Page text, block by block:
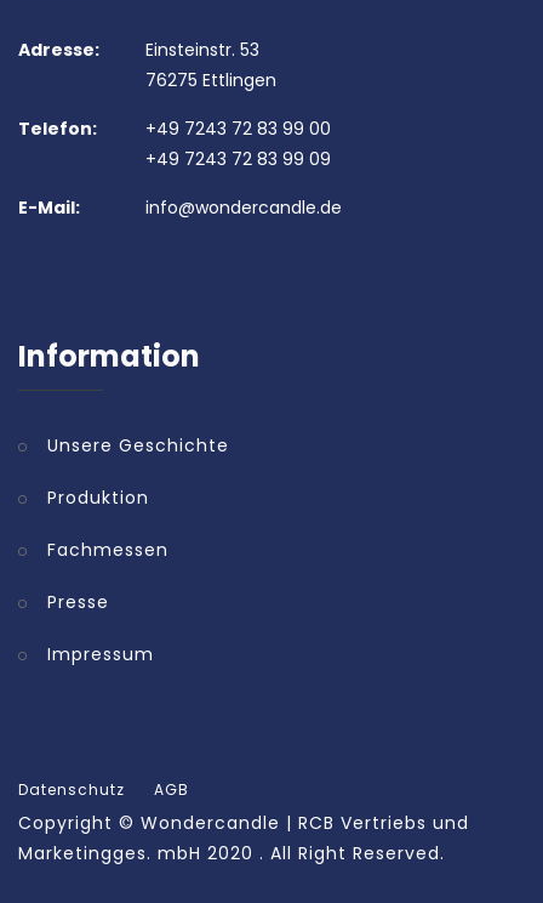
Adresse:
Einsteinstr. 53
76275 Ettlingen
Telefon:
+49 7243 72 83 99 00
+49 7243 72 83 99 09
E-Mail:
info@wondercandle.de
Information
Unsere Geschichte
Produktion
Fachmessen
Presse
Impressum
Datenschutz AGB
Copyright © Wondercandle | RCB Vertriebs und
Marketingges. mbH 2020 . All Right Reserved.